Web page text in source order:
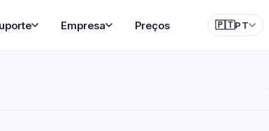
Empresa Preços 🇵🇹PT